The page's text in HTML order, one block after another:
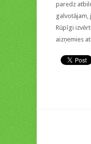
paredz
galvotājam,
Rūpīgi
aizņemies